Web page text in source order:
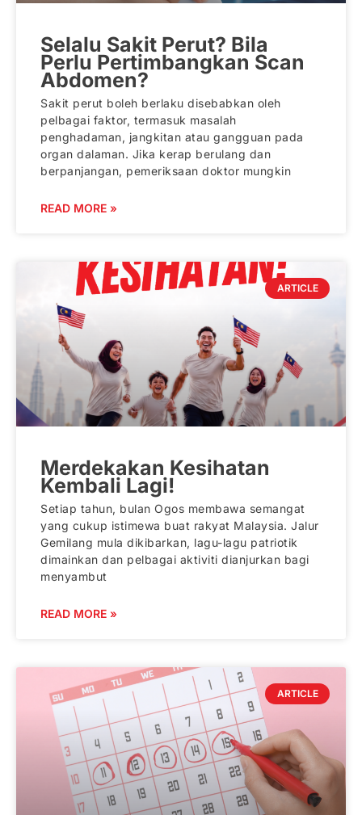
Selalu Sakit Perut? Bila
Perlu Pertimbangkan Scan
Abdomen?
Sakit perut boleh berlaku disebabkan oleh
pelbagai faktor, termasuk masalah
penghadaman, jangkitan atau gangguan pada
organ dalaman. Jika kerap berulang dan
berpanjangan, pemeriksaan doktor mungkin
READ MORE »
ARTICLE
Merdekakan Kesihatan
Kembali Lagi!
Setiap tahun, bulan Ogos membawa semangat
yang cukup istimewa buat rakyat Malaysia. Jalur
Gemilang mula dikibarkan, lagu-lagu patriotik
dimainkan dan pelbagai aktiviti dianjurkan bagi
menyambut
READ MORE »
ARTICLE